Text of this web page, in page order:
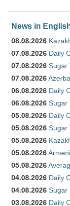
News in
08.08.2026
07.08.2026 Daily
07.08.2026 Sugar
07.08.2026
06.08.2026 Daily
06.08.2026 Sugar
05.08.2026 Daily
05.08.2026 Sugar
05.08.2026
05.08.2026
05.08.2026
04.08.2026 Daily
04.08.2026 Sugar
03.08.2026 Daily